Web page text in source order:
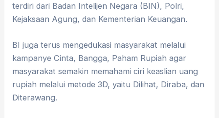
terdiri dari Badan Intelijen Negara (BIN), Polri,
Kejaksaan Agung, dan Kementerian Keuangan.
BI juga terus mengedukasi masyarakat melalui
kampanye Cinta, Bangga, Paham Rupiah agar
masyarakat semakin memahami ciri keaslian uang
rupiah melalui metode 3D, yaitu Dilihat, Diraba, dan
Diterawang.